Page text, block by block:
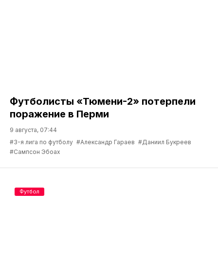
Футболисты «Тюмени-2» потерпели
поражение в Перми
9 августа, 07:44
#3-я лига по футболу #Александр Гараев #Даниил Букреев
#Сампсон Эбоах
Футбол